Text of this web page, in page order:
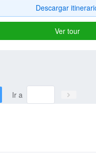
Descargar
Ver tour
Ir a